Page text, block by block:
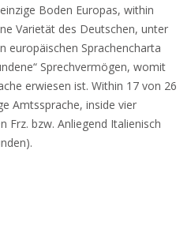
Boden Europas, within
Varietät des Deutschen, unter
europäischen Sprachencharta
Sprechvermögen, womit
erwiesen ist. Within 17 von 26
Amtssprache, inside vier
Frz. bzw. Anliegend Italienisch